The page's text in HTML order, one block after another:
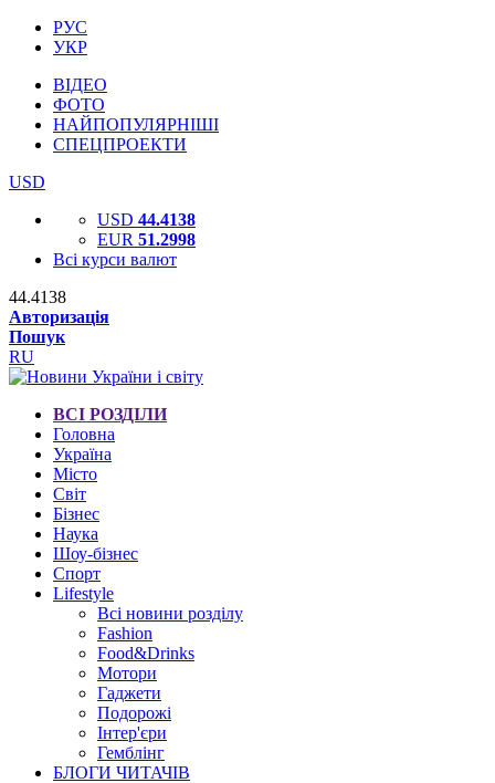
РУС
УКР
ВІДЕО
ФОТО
НАЙПОПУЛЯРНІШІ
СПЕЦПРОЕКТИ
USD
USD 44.4138
EUR 51.2998
Всі курси валют
44.4138
Авторизація
Пошук
RU
ВСІ РОЗДІЛИ
Головна
Україна
Місто
Світ
Бізнес
Наука
Шоу-бізнес
Спорт
Lifestyle
Всі новини розділу
Fashion
Food&Drinks
Мотори
Гаджети
Подорожі
Інтер'єри
Гемблінг
БЛОГИ ЧИТАЧІВ